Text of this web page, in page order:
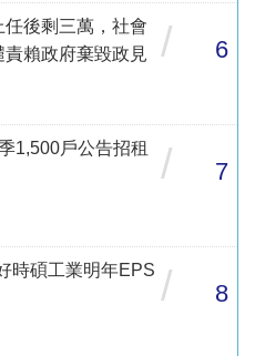
後剩三萬，社會
賴政府棄毀政見
/ 6
1,500戶公告招租
/ 7
時碩工業明年EPS / 8